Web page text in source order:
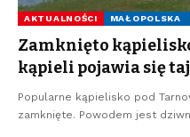
AKTUALNOŚCI MAŁOPOLSKA
Zamknięto kąpielisko
kąpieli pojawia się
Popularne kąpielisko pod
zamknięte. Powodem jest